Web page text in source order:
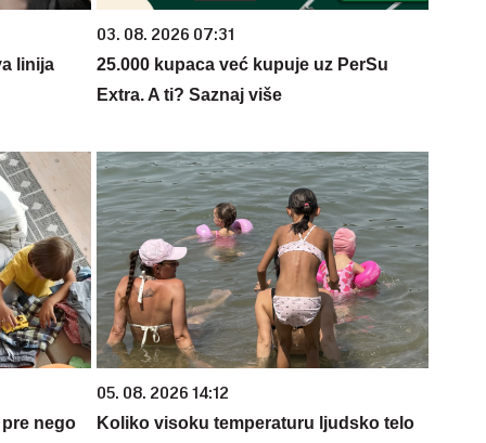
linija
03. 08. 2026 07:31
25.000 kupaca već kupuje uz PerSu
Extra. A ti? Saznaj više
nego
05. 08. 2026 14:12
Koliko visoku temperaturu ljudsko telo